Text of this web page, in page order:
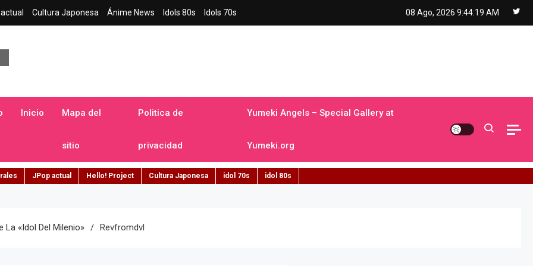
Cultura Japonesa Ánime News Idols 80s Idols 70s 08 Ago, 2026 9:44:20 AM
Inicio Mapa del
sitio
Politica de
privacidad
Yumeki Angels – Special Gallery at
Yumeki.org
JPop actual Hello! Project Cultura Japonesa idol 70s idol 80s
La «idol Del Milenio» Revfromdvl